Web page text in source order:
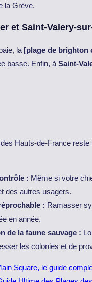
la Grève.
et Saint-Valery-
la [plage de brighton
basse. Enfin, à Saint-
Hauts-de-France
: Même si votre
des autres usagers.
: Ramasser
en année.
de la faune sauvage :
les colonies et de
Square, le guide